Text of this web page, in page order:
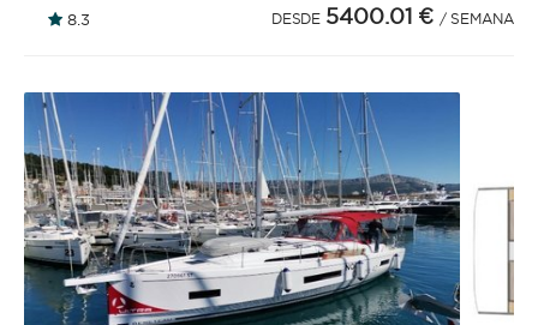
8.3 DESDE 5400.01 € / SEMANA